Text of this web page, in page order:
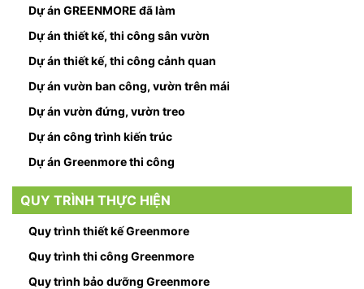
Dự án GREENMORE đã làm
Dự án thiết kế, thi công sân vườn
Dự án thiết kế, thi công cảnh quan
Dự án vườn ban công, vườn trên mái
Dự án vườn đứng, vườn treo
Dự án công trình kiến trúc
Dự án Greenmore thi công
QUY TRÌNH THỰC HIỆN
Quy trình thiết kế Greenmore
Quy trình thi công Greenmore
Quy trình bảo dưỡng Greenmore